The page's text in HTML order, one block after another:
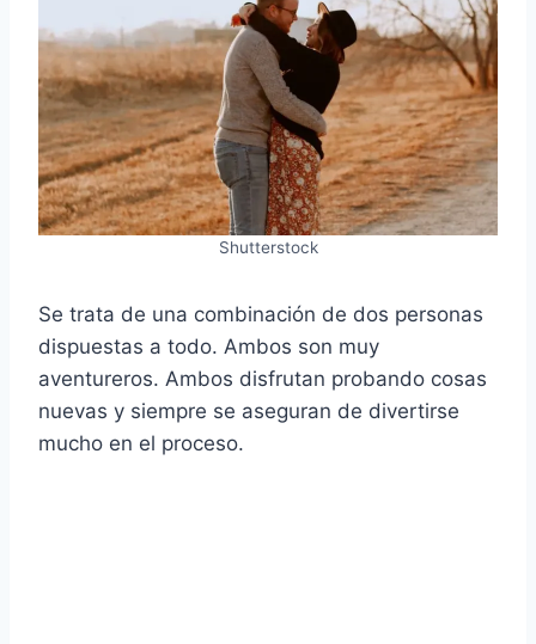
Shutterstock
Se trata de una combinación de dos personas
dispuestas a todo. Ambos son muy
aventureros. Ambos disfrutan probando cosas
nuevas y siempre se aseguran de divertirse
mucho en el proceso.